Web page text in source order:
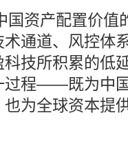
国资产配置价值
通道、风控体
技所积累的低
过程——既为中
为全球资本提